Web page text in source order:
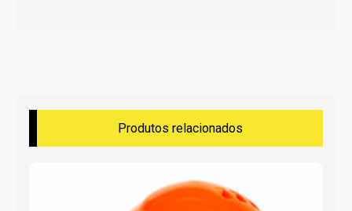
Produtos relacionados